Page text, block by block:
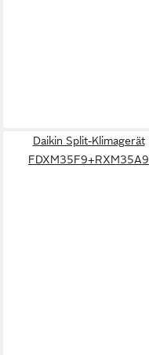
Daikin Split-Klimagerät
FDXM35F9+RXM35A9